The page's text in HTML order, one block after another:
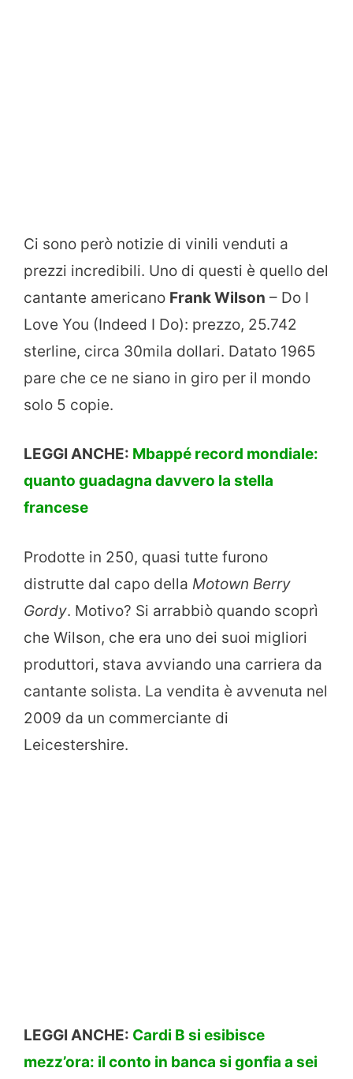
Ci sono però notizie di vinili venduti a
prezzi incredibili. Uno di questi è quello del
cantante americano Frank Wilson – Do I
Love You (Indeed I Do): prezzo, 25.742
sterline, circa 30mila dollari. Datato 1965
pare che ce ne siano in giro per il mondo
solo 5 copie.
LEGGI ANCHE: Mbappé record mondiale:
quanto guadagna davvero la stella
francese
Prodotte in 250, quasi tutte furono
distrutte dal capo della Motown Berry
Gordy. Motivo? Si arrabbiò quando scoprì
che Wilson, che era uno dei suoi migliori
produttori, stava avviando una carriera da
cantante solista. La vendita è avvenuta nel
2009 da un commerciante di
Leicestershire.
LEGGI ANCHE: Cardi B si esibisce
mezz’ora: il conto in banca si gonfia a sei